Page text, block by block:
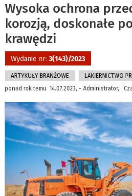
Wysoka ochrona
korozją, doskonałe
krawędzi
Wydanie nr: 3(143)/2023
ARTYKUŁY BRANŻOWE
LAKIERNICTWO
ponad rok temu 14.07.2023, ~ Administrator,